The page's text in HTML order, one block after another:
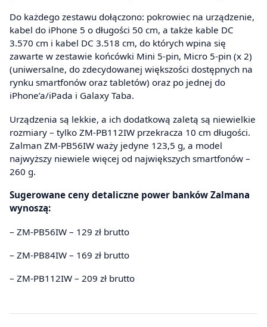
Do każdego zestawu dołączono: pokrowiec na urządzenie,
kabel do iPhone 5 o długości 50 cm, a także kable DC
3.570 cm i kabel DC 3.518 cm, do których wpina się
zawarte w zestawie końcówki Mini 5-pin, Micro 5-pin (x 2)
(uniwersalne, do zdecydowanej większości dostępnych na
rynku smartfonów oraz tabletów) oraz po jednej do
iPhone’a/iPada i Galaxy Taba.
Urządzenia są lekkie, a ich dodatkową zaletą są niewielkie
rozmiary – tylko ZM-PB112IW przekracza 10 cm długości.
Zalman ZM-PB56IW waży jedyne 123,5 g, a model
najwyższy niewiele więcej od największych smartfonów –
260 g.
Sugerowane ceny detaliczne power banków Zalmana
wynoszą:
– ZM-PB56IW – 129 zł brutto
– ZM-PB84IW – 169 zł brutto
– ZM-PB112IW – 209 zł brutto